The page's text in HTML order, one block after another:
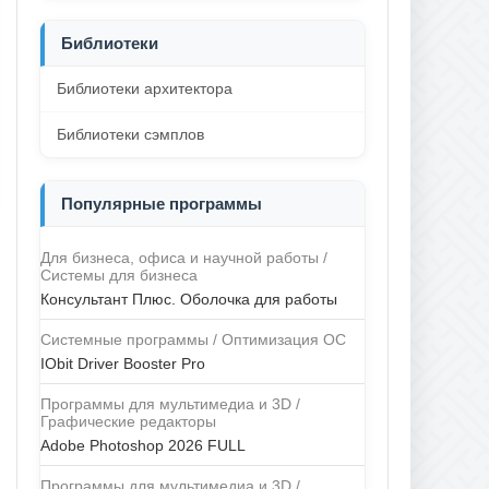
Библиотеки
Библиотеки архитектора
Библиотеки сэмплов
Популярные программы
Для бизнеса, офиса и научной работы /
Системы для бизнеса
Консультант Плюс. Оболочка для работы
Системные программы / Оптимизация ОС
IObit Driver Booster Pro
Программы для мультимедиа и 3D /
Графические редакторы
Adobe Photoshop 2026 FULL